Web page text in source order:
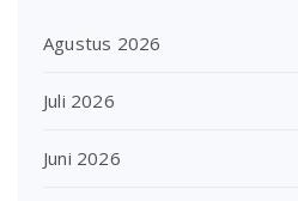
Agustus 2026
Juli 2026
Juni 2026